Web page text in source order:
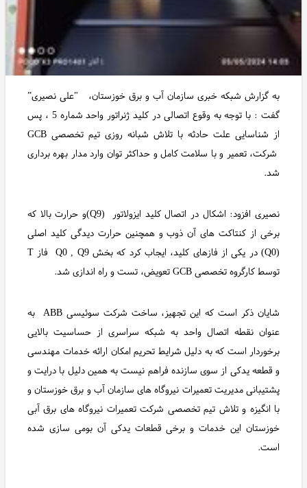
به گزارش شبکه خبری سازمان آب و برق خوزستان، "علی نصیری”
گفت : با توجه به وقوع اتصالی در کلید ژنراتور واحد شماره 5 ، پس
از شناسایی علت حادثه با تلاش شبانه روزی تیم تخصصی GCB
شرکت، تعمیر و با سلامت کامل و حداکثر توان وارد مدار بهره برداری
شد.
نصیری افزود: اشکال در اتصال کلید ایزولاتور (Q9)و حرارت بالا که
برخی از کنتاکت های آن ذوب و همچنین حرارت دیدگی کلید اصلی
(Q0) در یکی از فازهای کلید، ایجاب کرد که بخش Q0 , Q9 فاز T
توسط کارگروه تخصصی GCB تعویض، تست و راه اندازی شد.
شایان ذکر است که این تجهیز، ساخت شرکت سوئیسی ABB به
عنوان نقطه اتصال واحد به شبکه سراسری از حساسیت بالایی
برخوردار است که به دلیل شرایط تحریم امکان ارائه خدمات مهندسی
و قطعه یدکی از سوی سازنده فراهم نیست به همین دلیل با درایت و
پشتیبانی مدیریت تعمیرات نیروگاه های سازمان آب و برق خوزستان و
با انگیزه و تلاش تیم تخصصی شرکت تعمیرات نیروگاه های برق آبی
خوزستان این خدمات و برخی قطعات یدکی آن بومی سازی شده
است.